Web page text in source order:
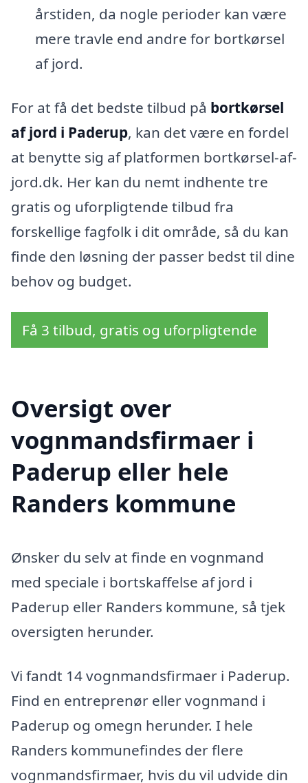
årstiden, da nogle perioder kan være
mere travle end andre for bortkørsel
af jord.
For at få det bedste tilbud på bortkørsel
af jord i Paderup, kan det være en fordel
at benytte sig af platformen bortkørsel-af-
jord.dk. Her kan du nemt indhente tre
gratis og uforpligtende tilbud fra
forskellige fagfolk i dit område, så du kan
finde den løsning der passer bedst til dine
behov og budget.
Få 3 tilbud, gratis og uforpligtende
Oversigt over
vognmandsfirmaer i
Paderup eller hele
Randers kommune
Ønsker du selv at finde en vognmand
med speciale i bortskaffelse af jord i
Paderup eller Randers kommune, så tjek
oversigten herunder.
Vi fandt 14 vognmandsfirmaer i Paderup.
Find en entreprenør eller vognmand i
Paderup og omegn herunder. I hele
Randers kommunefindes der flere
vognmandsfirmaer, hvis du vil udvide din